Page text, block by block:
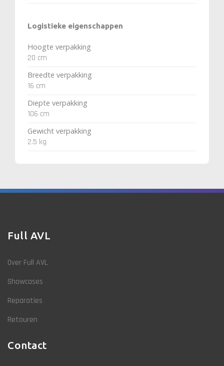
Logistieke eigenschappen
Hoogte verpakking
20 cm
Breedte verpakking
16 cm
Diepte verpakking
106 cm
Gewicht verpakking
2.5 kg
Full AVL
Over Full AVL
Showcases
Reparaties
Retouren
Contact